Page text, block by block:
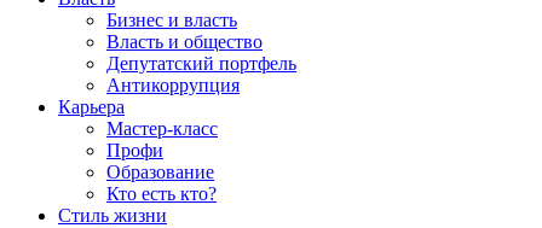
Бизнес и власть
Власть и общество
Депутатский портфель
Антикоррупция
Карьера
Мастер-класс
Профи
Образование
Кто есть кто?
Стиль жизни